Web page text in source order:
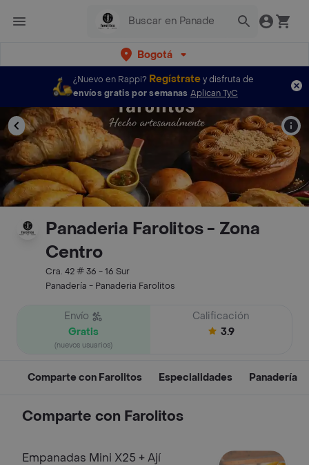
Bogotá
¿Nuevo en Rappi? Regístratey disfruta de
envíos gratis por semanas Aplican TyC
Panaderia Farolitos - Zona
Centro
Cra. 42 # 36 - 16 Sur
Panadería - Panaderia Farolitos
Envío
Gratis
(nuevos usuarios)
Calificación
3.9
Comparte con Farolitos Especialidades Panadería
Comparte con Farolitos
Empanadas Mini X25 + Ají